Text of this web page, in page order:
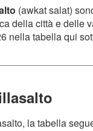
(awkat salat)
della città e delle
nella tabella qui
la tabella